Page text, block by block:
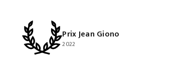
Prix Jean Giono
2022